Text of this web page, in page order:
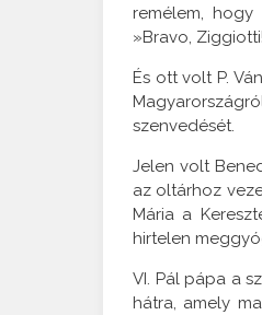
remélem,
»Bravo,
És ott volt P.
szenvedését.
Jelen volt
az oltárhoz
Mária a
hirtelen
VI. Pál pápa a
hátra, amely